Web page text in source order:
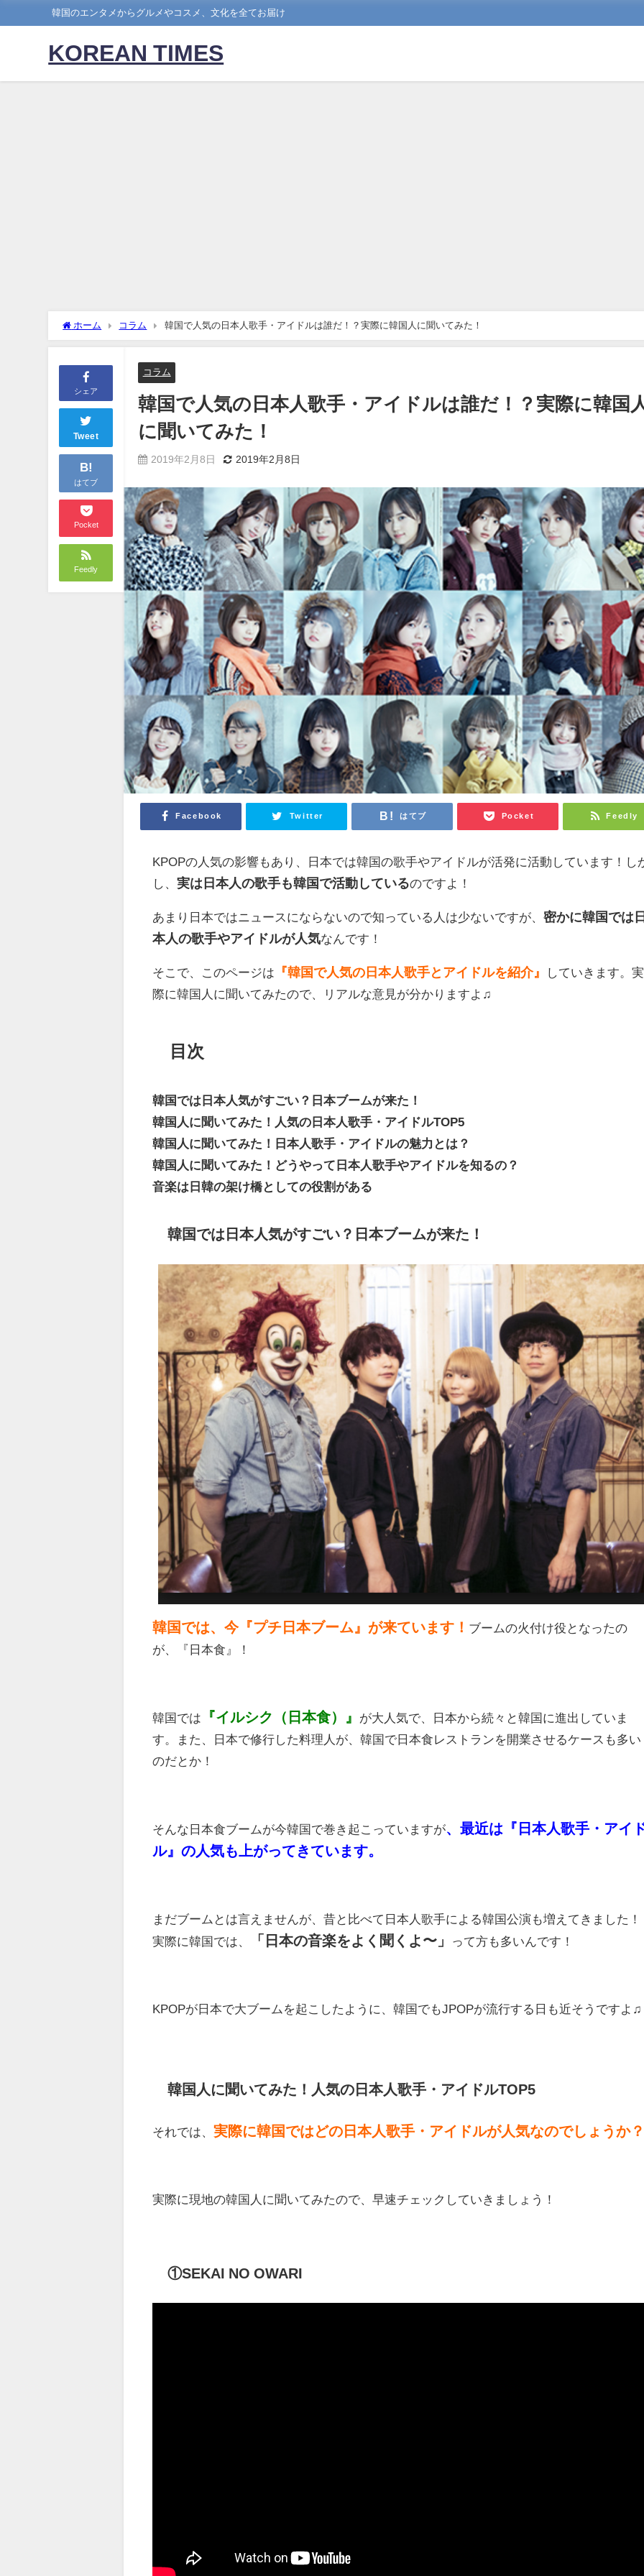
韓国のエンタメからグルメやコスメ、文化を全てお届け
KOREAN TIMES
ホーム コラム 韓国で人気の日本人歌手・アイドルは誰だ！？実際に韓国人に聞いてみた！
シェア
Tweet
B!
はてブ
Pocket
Feedly
コラム
韓国で人気の日本人歌手・アイドルは誰だ！？実際に韓国
に聞いてみた！
2019年2月8日 2019年2月8日
Facebook Twitter はてブ Pocket Feedly
KPOPの人気の影響もあり、日本では韓国の歌手やアイドルが活発に活動しています！し
し、実は日本人の歌手も韓国で活動しているのですよ！
あまり日本ではニュースにならないので知っている人は少ないですが、密かに韓国では
本人の歌手やアイドルが人気なんです！
そこで、このページは 『韓国で人気の日本人歌手とアイドルを紹介』
していきます。実
際に韓国人に聞いてみたので、リアルな意見が分かりますよ♫
目次
韓国では日本人気がすごい？日本ブームが来た！
韓国人に聞いてみた！人気の日本人歌手・アイドルTOP5
韓国人に聞いてみた！日本人歌手・アイドルの魅力とは？
韓国人に聞いてみた！どうやって日本人歌手やアイドルを知るの？
音楽は日韓の架け橋としての役割がある
韓国では日本人気がすごい？日本ブームが来た！
韓国では、今『プチ日本ブーム』が来ています！ ブームの火付け役となったの
が、『日本食』！
韓国では 『イルシク（日本食）』
が大人気で、日本から続々と韓国に進出していま
す。また、日本で修行した料理人が、韓国で日本食レストランを開業させるケースも多い
のだとか！
そんな日本食ブームが今韓国で巻き起こっていますが、最近は『日本人歌手・アイ
ル』の人気も上がってきています。
まだブームとは言えませんが、昔と比べて日本人歌手による韓国公演も増えてきました！
実際に韓国では、
「日本の音楽をよく聞くよ〜」 って方も多いんです！
KPOPが日本で大ブームを起こしたように、韓国でもJPOPが流行する日も近そうですよ♫
韓国人に聞いてみた！人気の日本人歌手・アイドルTOP5
それでは、実際に韓国ではどの日本人歌手・アイドルが人気なのでしょうか
実際に現地の韓国人に聞いてみたので、早速チェックしていきましょう！
①SEKAI NO OWARI